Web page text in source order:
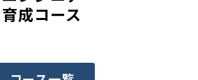
育成コース